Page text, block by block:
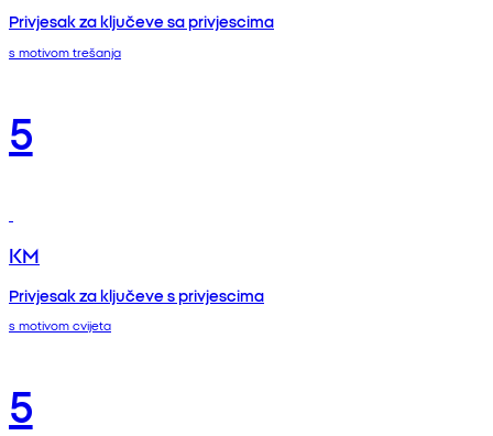
Privjesak za ključeve sa privjescima
s motivom trešanja
5
KM
Privjesak za ključeve s privjescima
s motivom cvijeta
5